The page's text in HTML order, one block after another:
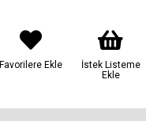
Favorilere Ekle
İstek Listeme
Ekle